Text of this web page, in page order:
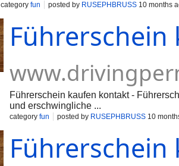
category fun posted by RUSEPHBRUSS 10 months
Führerschein kaufen kontakt -
und erschwingliche ...
category fun posted by RUSEPHBRUSS 10